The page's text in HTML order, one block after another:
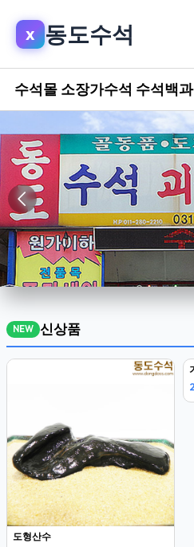
x 동도수석
수석몰 소장가수석 수석백과
NEW 신상품
도형산수